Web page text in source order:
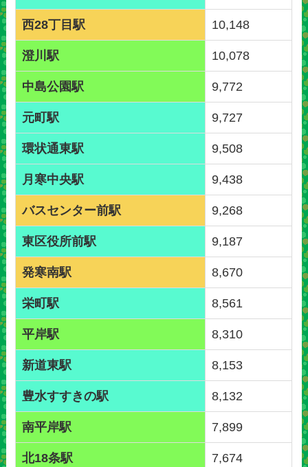
西28丁目駅 10,148
澄川駅 10,078
中島公園駅 9,772
元町駅 9,727
環状通東駅 9,508
月寒中央駅 9,438
バスセンター前駅 9,268
東区役所前駅 9,187
発寒南駅 8,670
栄町駅 8,561
平岸駅 8,310
新道東駅 8,153
豊水すすきの駅 8,132
南平岸駅 7,899
北18条駅 7,674